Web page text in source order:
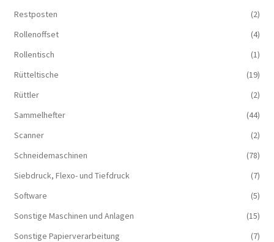
Restposten
(2)
Rollenoffset
(4)
Rollentisch
(1)
Rütteltische
(19)
Rüttler
(2)
Sammelhefter
(44)
Scanner
(2)
Schneidemaschinen
(78)
Siebdruck, Flexo- und Tiefdruck
(7)
Software
(5)
Sonstige Maschinen und Anlagen
(15)
Sonstige Papierverarbeitung
(7)